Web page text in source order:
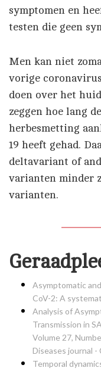
symptomen en
testen die geen
Men kan niet
vorige
doen over het
zeggen hoe lang
herbesmetting
19 heeft gehad.
deltavariant of
varianten minder
varianten.
Asymptomatic
CoV-2: A
Analysis of
Transmission in
Volume 27,
Diseases journal -
Temporal